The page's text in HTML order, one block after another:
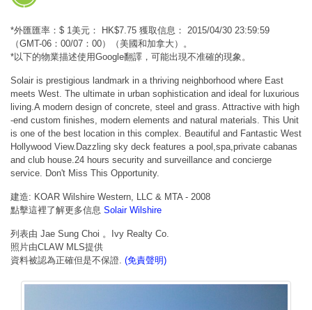
*外匯匯率：$ 1美元： HK$7.75 獲取信息： 2015/04/30 23:59:59
（GMT-06：00/07：00）（美國和加拿大）。
*以下的物業描述使用Google翻譯，可能出現不准確的現象。
Solair is prestigious landmark in a thriving neighborhood where East
meets West. The ultimate in urban sophistication and ideal for luxurious
living.A modern design of concrete, steel and grass. Attractive with high
-end custom finishes, modern elements and natural materials. This Unit
is one of the best location in this complex. Beautiful and Fantastic West
Hollywood View.Dazzling sky deck features a pool,spa,private cabanas
and club house.24 hours security and surveillance and concierge
service. Don't Miss This Opportunity.
建造: KOAR Wilshire Western, LLC & MTA - 2008
點擊這裡了解更多信息 Solair Wilshire
列表由 Jae Sung Choi 。Ivy Realty Co.
照片由CLAW MLS提供
資料被認為正確但是不保證. (免責聲明)